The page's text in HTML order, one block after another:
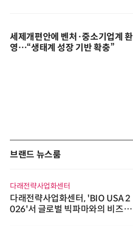
세제개편안에 벤처·중소기업계 환
영…“생태계 성장 기반 확충”
브랜드 뉴스룸
다래전략사업화센터
다래전략사업화센터, 'BIO USA 2
026'서 글로벌 빅파마와의 비즈니